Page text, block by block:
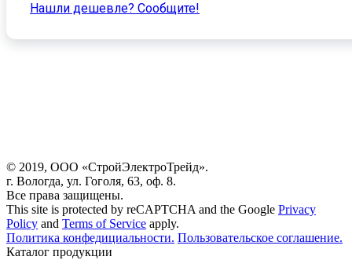
Нашли дешевле? Cообщите!
© 2019, ООО «СтройЭлектроТрейд».
г. Вологда, ул. Гоголя, 63, оф. 8.
Все права защищены.
This site is protected by reCAPTCHA and the Google Privacy
Policy and Terms of Service apply.
Политика конфедициальности. Пользовательское соглашение.
Каталог продукции